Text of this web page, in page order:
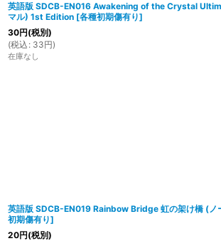
英語版 SDCB-EN016 Awakening of the Crystal
マル) 1st Edition [各種初期傷有り]
30円(税別)
(税込 : 33円)
在庫なし
英語版 SDCB-EN019 Rainbow Bridge 虹の架け橋 (
初期傷有り]
20円(税別)